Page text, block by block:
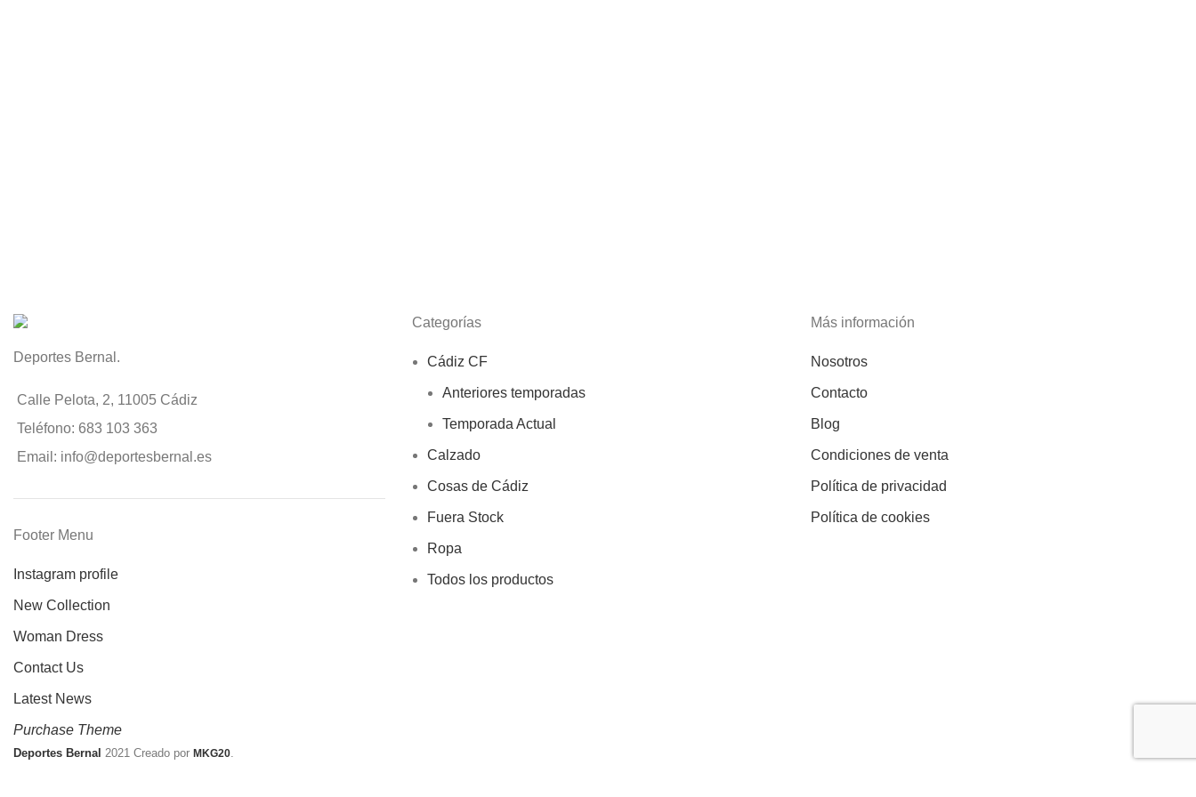
Deportes Bernal.
Calle Pelota, 2, 11005 Cádiz
Teléfono: 683 103 363
Email: info@deportesbernal.es
Footer Menu
Instagram profile
New Collection
Woman Dress
Contact Us
Latest News
Purchase Theme
Categorías
Cádiz CF
Anteriores temporadas
Temporada Actual
Calzado
Cosas de Cádiz
Fuera Stock
Ropa
Todos los productos
Más información
Nosotros
Contacto
Blog
Condiciones de venta
Política de privacidad
Política de cookies
Deportes Bernal 2021 Creado por MKG20